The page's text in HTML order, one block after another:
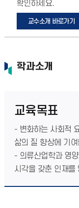
확인하세요.
교수소개 바로가기
학과소개
교육목표
- 변화하는 사회적
삶의 질 향상에 기
- 의류산업학과 영
시각을 갖춘 인재를